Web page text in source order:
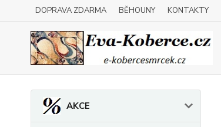
DOPRAVA ZDARMA BĚHOUNY KONTAKTY
AKCE